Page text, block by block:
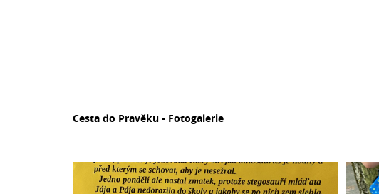
Cesta do Pravěku - Fotogalerie